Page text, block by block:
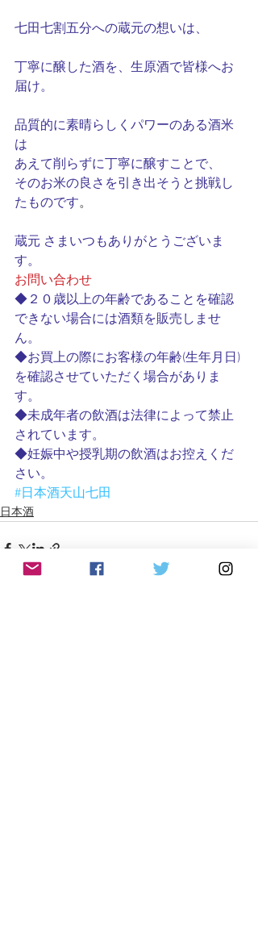
七田七割五分への蔵元の想いは、
丁寧に醸した酒を、生原酒で皆様へお
届け。
品質的に素晴らしくパワーのある酒米
は
あえて削らずに丁寧に醸すことで、
そのお米の良さを引き出そうと挑戦し
たものです。
蔵元 さまいつもありがとうございま
す。
お問い合わせ
◆２０歳以上の年齢であることを確認
できない場合には酒類を販売しませ
ん。
◆お買上の際にお客様の年齢(生年月日)
を確認させていただく場合がありま
す。
◆未成年者の飲酒は法律によって禁止
されています。
◆妊娠中や授乳期の飲酒はお控えくだ
さい。
#日本酒天山七田
日本酒